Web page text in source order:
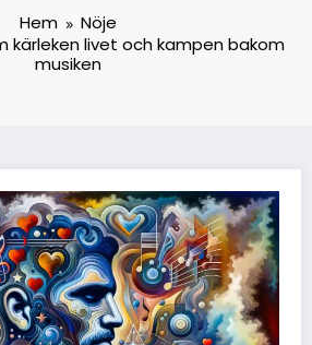
Hem
Nöje
kärleken livet och kampen bakom
musiken